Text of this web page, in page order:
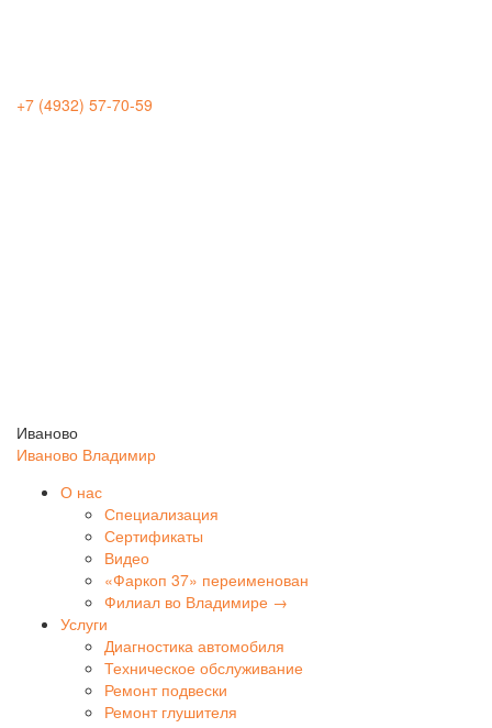
+7 (4932) 57-70-59
Иваново
Иваново Владимир
О нас
Специализация
Сертификаты
Видео
«Фаркоп 37» переименован
Филиал во Владимире →
Услуги
Диагностика автомобиля
Техническое обслуживание
Ремонт подвески
Ремонт глушителя